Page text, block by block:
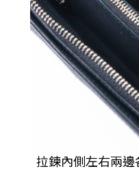
拉鍊內側左右兩邊